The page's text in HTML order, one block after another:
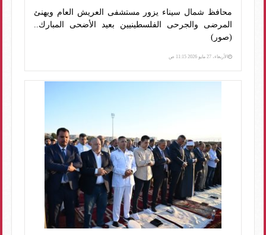
محافظ شمال سيناء يزور مستشفى العريش العام ويهنئ
المرضى والجرحى الفلسطينيين بعيد الأضحى المبارك..
(صور)
الأربعاء، 27 مايو 2026 11:15 ص